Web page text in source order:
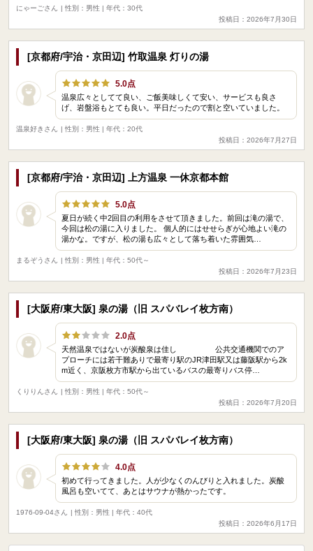
にゃーごさん
| 性別：男性 | 年代：30代
投稿日：2026年7月30日
[京都府/宇治・京田辺] 竹取温泉 灯りの湯
5.0点
温泉広々としてて良い、ご飯美味しくて安い、サービスも良さ
げ、岩盤浴もとても良い。平日だったので割と空いていました。
温泉好きさん
| 性別：男性 | 年代：20代
投稿日：2026年7月27日
[京都府/宇治・京田辺] 上方温泉 一休京都本館
5.0点
夏日が続く中2回目の利用をさせて頂きました。前回は滝の湯で、
今回は松の湯に入りました。 個人的にはせせらぎが心地よい滝の
湯かな。ですが、松の湯も広々として落ち着いた雰囲気…
まるぞうさん
| 性別：男性 | 年代：50代～
投稿日：2026年7月23日
[大阪府/東大阪] 泉の湯（旧 スパバレイ枚方南）
2.0点
天然温泉ではないが炭酸泉は佳し 公共交通機関でのア
プローチには若干難ありで最寄り駅のJR津田駅又は藤阪駅から2k
m近く、京阪枚方市駅から出ているバスの最寄りバス停…
くりりんさん
| 性別：男性 | 年代：50代～
投稿日：2026年7月20日
[大阪府/東大阪] 泉の湯（旧 スパバレイ枚方南）
4.0点
初めて行ってきました。人が少なくのんびりと入れました。炭酸
風呂も空いてて、あとはサウナが熱かったです。
1976-09-04さん
| 性別：男性 | 年代：40代
投稿日：2026年6月17日